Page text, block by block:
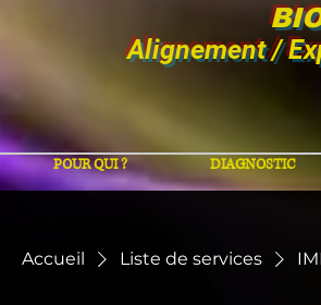
Alignement /
POUR QUI ? DIAGNOSTIC
Accueil Liste de services